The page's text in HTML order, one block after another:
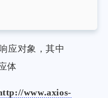
应对象，其中
体
www.axios-